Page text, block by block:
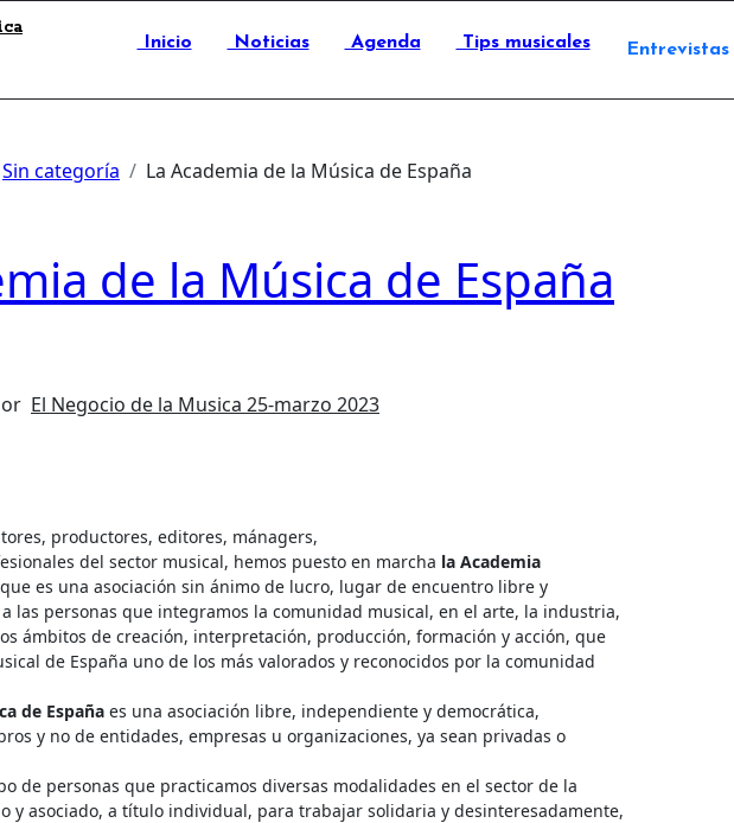
Inicio Noticias Agenda Tips musicales Entrevistas
Sin categoría La Academia de la Música de España
de la Música de España
El Negocio de la Musica 25-marzo 2023
productores, editores, mánagers,
del sector musical, hemos puesto en marcha la Academia
que es una asociación sin ánimo de lucro, lugar de encuentro libre y
las personas que integramos la comunidad musical, en el arte, la industria,
ámbitos de creación, interpretación, producción, formación y acción, que
de España uno de los más valorados y reconocidos por la comunidad
de España es una asociación libre, independiente y democrática,
y no de entidades, empresas u organizaciones, ya sean privadas o
de personas que practicamos diversas modalidades en el sector de la
y asociado, a título individual, para trabajar solidaria y desinteresadamente,